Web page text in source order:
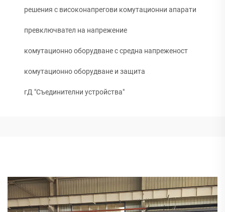
решения с високонапрегови комутационни апарати
превключвател на напрежение
комутационно оборудване с средна напреженост
комутационно оборудване и защита
гД "Съединителни устройства"